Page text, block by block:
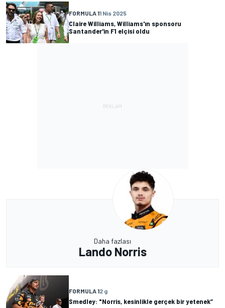
FORMULA 11 Nis 2025
Claire Williams, Williams'ın sponsoru
Santander'in F1 elçisi oldu
Daha fazlası
Lando Norris
FORMULA 12 g
Smedley: "Norris, kesinlikle gerçek bir yetenek”